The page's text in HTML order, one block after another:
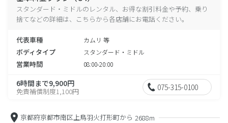
スタンダード・ミドルのレンタル、お得な割引料金や予約、乗り
捨てなどの詳細は、こちらから各店舗にお電話ください。
代表車種 カムリ 等
ボディタイプ スタンダード・ミドル
営業時間 08:00-20:00
6時間まで9,900円
免責補償制度1,100円 075-315-0100
京都府京都市南区上鳥羽火打形町から 2688m